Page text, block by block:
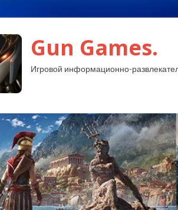
Gun Games.
Игровой информационно-